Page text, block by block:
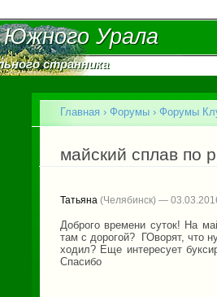
Урала
Урала
странника
странника
Вы здесь
Главная › Форумы › Форумы
майский сплав по
Татьяна (Челябинск) —
Доброго времени суток! На
там с дорогой? ГОворят, что
ходил? Еще интересует
Спасибо